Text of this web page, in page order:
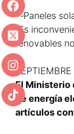
“Es
renovables
El Ministerio
de energía
artículos